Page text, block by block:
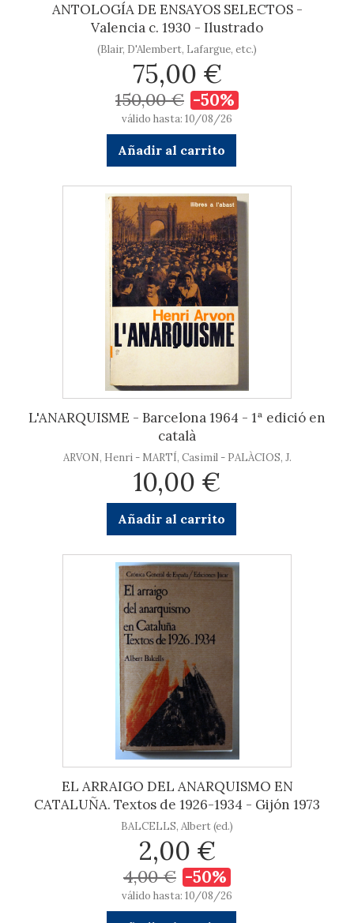
ANTOLOGÍA DE ENSAYOS SELECTOS -
Valencia c. 1930 - Ilustrado
(Blair, D'Alembert, Lafargue, etc.)
75,00 €
150,00 € -50%
válido hasta: 10/08/26
Añadir al carrito
L'ANARQUISME - Barcelona 1964 - 1ª edició en
català
ARVON, Henri - MARTÍ, Casimil - PALÀCIOS, J.
10,00 €
Añadir al carrito
EL ARRAIGO DEL ANARQUISMO EN
CATALUÑA. Textos de 1926-1934 - Gijón 1973
BALCELLS, Albert (ed.)
2,00 €
4,00 € -50%
válido hasta: 10/08/26